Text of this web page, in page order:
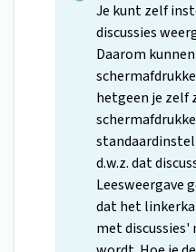
Je kunt zelf
discussies
Daarom
hetgeen je zelf
d.w.z. dat
Leesweergave
dat het
met